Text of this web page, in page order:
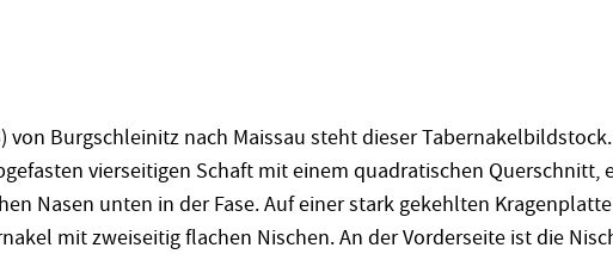
von Burgschleinitz nach Maissau steht dieser Tabernakelbildstock.
vierseitigen Schaft mit einem quadratischen Querschnitt,
Nasen unten in der Fase. Auf einer stark gekehlten
mit zweiseitig flachen Nischen. An der Vorderseite ist die